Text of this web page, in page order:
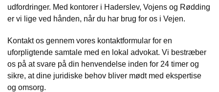
udfordringer. Med kontorer i Haderslev, Vojens og Rødding
er vi lige ved hånden, når du har brug for os i Vejen.
Kontakt os gennem vores kontaktformular for en
uforpligtende samtale med en lokal advokat. Vi bestræber
os på at svare på din henvendelse inden for 24 timer og
sikre, at dine juridiske behov bliver mødt med ekspertise
og omsorg.